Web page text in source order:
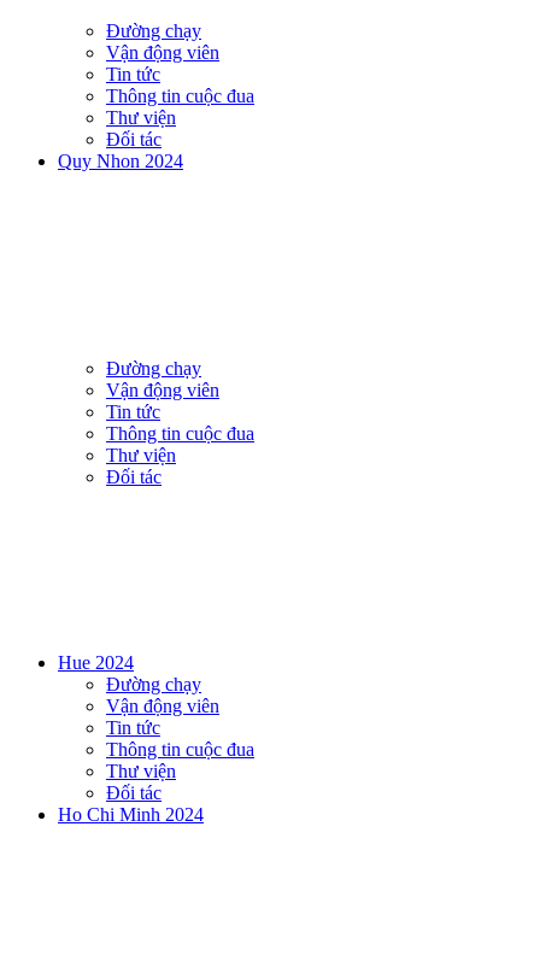
Đường chạy
Vận động viên
Tin tức
Thông tin cuộc đua
Thư viện
Đối tác
Quy Nhon 2024
Đường chạy
Vận động viên
Tin tức
Thông tin cuộc đua
Thư viện
Đối tác
Hue 2024
Đường chạy
Vận động viên
Tin tức
Thông tin cuộc đua
Thư viện
Đối tác
Ho Chi Minh 2024